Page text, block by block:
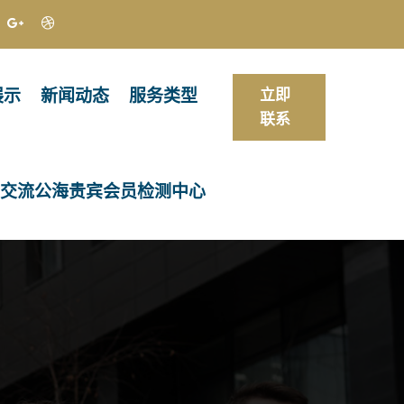
示 新闻动态 服务类型
交流公海贵宾会员检测中心
立即
联系